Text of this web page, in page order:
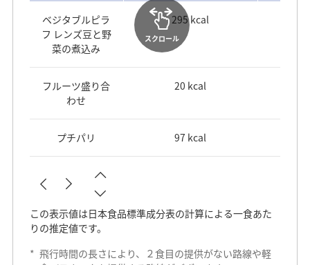
ベジタブルピラ
フ レンズ豆と野
菜の煮込み
295 kcal
フルーツ盛り合
わせ
20 kcal
プチパリ 97 kcal
スクロール
この表示値は日本食品標準成分表の計算による一食あた
りの推定値です。
* 飛行時間の長さにより、２食目の提供がない路線や軽